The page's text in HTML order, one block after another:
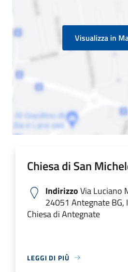
Visualizza in
Chiesa di San
IndirizzoVia Luciano
24051 Antegnate BG,
Chiesa di Antegnate
LEGGI DI PIÙ